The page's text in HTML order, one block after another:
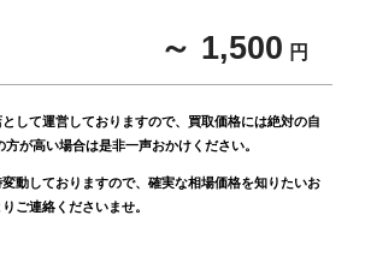
～ 1,500 円
して運営しておりますので、買取価格には絶対の自
が高い場合は是非一声おかけください。
動しておりますので、確実な相場価格を知りたいお
ご連絡くださいませ。